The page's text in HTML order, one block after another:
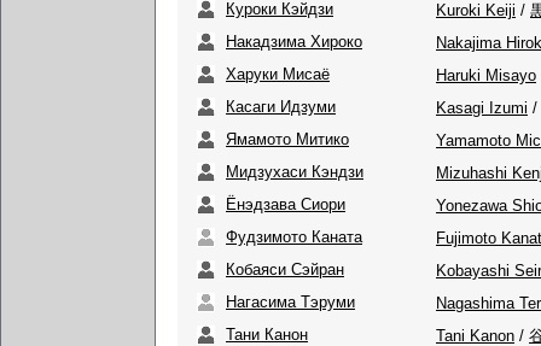
Куроки Кэйдзи
Kuroki Keiji /
Накадзима Хироко
Nakajima
Харуки Мисаё
Haruki Misayo
Касаги Идзуми
Kasagi Izumi /
Ямамото Митико
Yamamoto
Мидзухаси Кэндзи
Mizuhashi
Ёнэдзава Сиори
Yonezawa
Фудзимото Каната
Fujimoto
Кобаяси Сэйран
Kobayashi
Нагасима Тэруми
Nagashima
Тани Канон
Tani Kanon /